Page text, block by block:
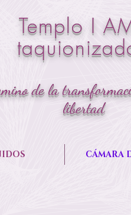
Templo I
de la
libertad
CÁMARA